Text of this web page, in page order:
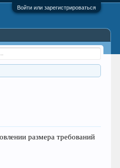
Войти или зарегистрироваться
размера требований